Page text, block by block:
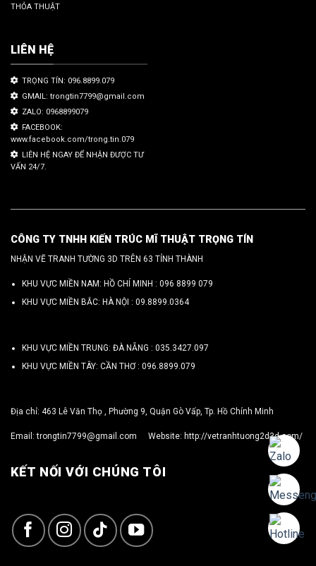
THỎA THUẬT
LIÊN HỆ
TRỌNG TÍN: 096.8899.079
GMAIL: trongtin7799@gmail.com
ZALO: 0968899079
FACEBOOK:
www.facebook.com/trong.tin.079
LIÊN HỆ NGAY ĐỂ NHẬN ĐƯỢC TƯ
VẤN 24/7.
CÔNG TY TNHH KIẾN TRÚC MĨ THUẬT TRỌNG TÍN
NHẬN VẼ TRANH TƯỜNG 3D TRÊN 63 TỈNH THÀNH
KHU VỰC MIỀN NAM: HỒ CHÍ MINH : 096 8899 079
KHU VỰC MIỀN BẮC: HÀ NỘI : 09.8899.0364
KHU VỰC MIỀN TRUNG: ĐÀ NẴNG : 035.3427.097
KHU VỰC MIỀN TÂY: CẦN THƠ : 096.8899.079
Địa chỉ: 463 Lê Văn Thọ , Phường 9, Quận Gò Vấp, Tp. Hồ Chính Minh
Email:trongtin7799@gmail.com Website: http://vetranhtuong2d3d.com/
KẾT NỐI VỚI CHÚNG TÔI